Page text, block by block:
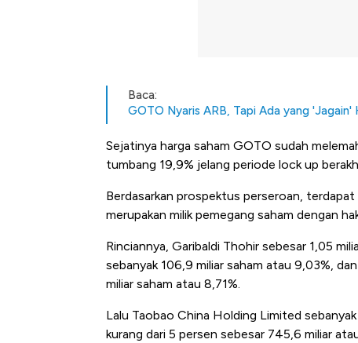
Baca:
GOTO Nyaris ARB, Tapi Ada yang
Sejatinya harga saham GOTO sudah
tumbang 19,9% jelang periode lock up
Berdasarkan prospektus perseroan,
merupakan milik pemegang saham dengan
Rinciannya, Garibaldi Thohir sebesar 1,05
sebanyak 106,9 miliar saham atau 9,03%,
miliar saham atau 8,71%.
Lalu Taobao China Holding Limited
kurang dari 5 persen sebesar 745,6 miliar